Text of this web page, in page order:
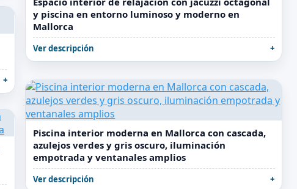
y piscina en entorno luminoso y moderno en
Mallorca
Ver descripción
Piscina interior moderna en Mallorca con cascada,
azulejos verdes y gris oscuro, iluminación
empotrada y ventanales amplios
Ver descripción